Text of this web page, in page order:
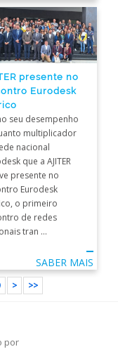
presente no
Eurodesk
seu desempenho
multiplicador
nacional
que a AJITER
presente no
Eurodesk
o primeiro
de redes
tran ...
SABER MAIS
> >>
por